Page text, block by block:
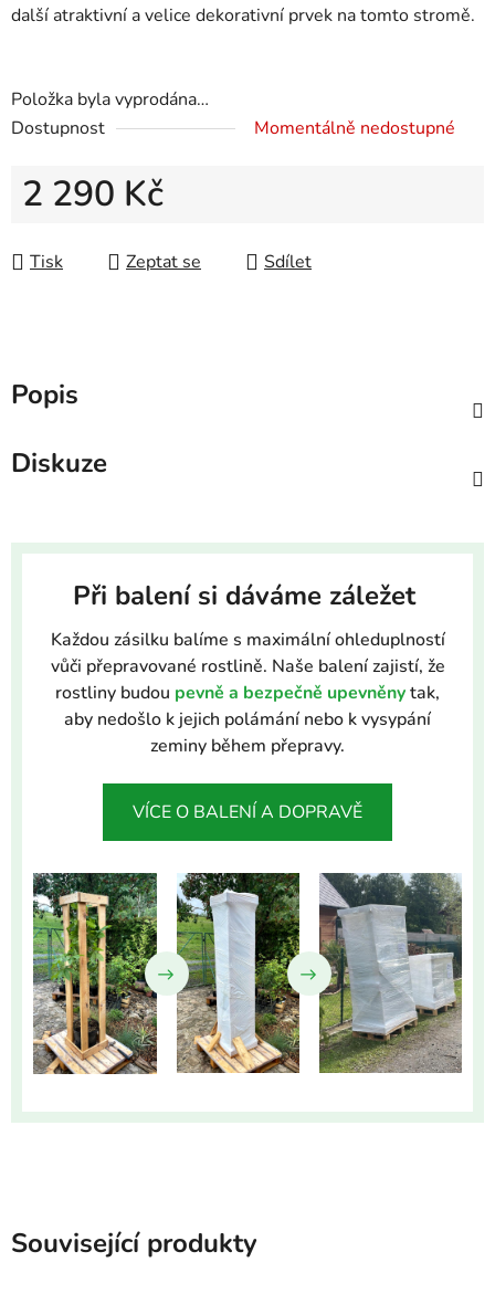
další atraktivní a velice dekorativní prvek na tomto stromě.
Položka byla vyprodána…
Dostupnost
Momentálně nedostupné
2 290 Kč
Tisk
Zeptat se Sdílet
Popis
Diskuze
Při balení si dáváme záležet
Každou zásilku balíme s maximální ohleduplností
vůči přepravované rostlině. Naše balení zajistí, že
rostliny budou pevně a bezpečně upevněnytak,
aby nedošlo k jejich polámání nebo k vysypání
zeminy během přepravy.
VÍCE O BALENÍ A DOPRAVĚ
Související produkty